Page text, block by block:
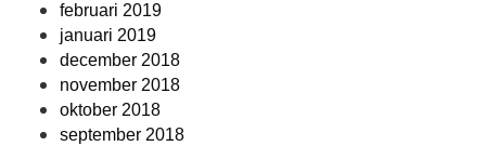
februari 2019
januari 2019
december 2018
november 2018
oktober 2018
september 2018